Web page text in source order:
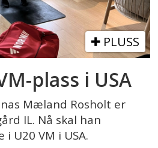
PLUSS
plass i USA
Mæland Rosholt er
IL. Nå skal han
U20 VM i USA.